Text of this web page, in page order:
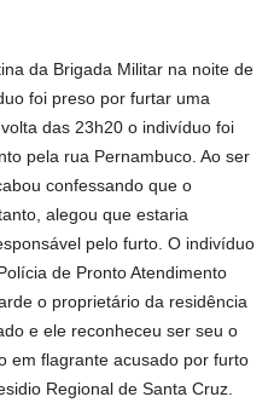
da Brigada Militar na noite de
foi preso por furtar uma
das 23h20 o indivíduo foi
pela rua Pernambuco. Ao ser
confessando que o
alegou que estaria
pelo furto. O indivíduo
de Pronto Atendimento
o proprietário da residência
e ele reconheceu ser seu o
em flagrante acusado por furto
Regional de Santa Cruz.